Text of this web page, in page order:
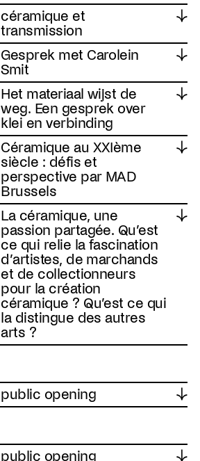
céramique et
transmission
↓
Gesprek met Carolein
Smit
↓
Het materiaal wijst de
weg. Een gesprek over
klei en verbinding
↓
Céramique au XXIème
siècle : défis et
perspective par MAD
Brussels
↓
La céramique, une
passion partagée. Qu’est
ce qui relie la fascination
d’artistes, de marchands
et de collectionneurs
pour la création
céramique ? Qu’est ce qui
la distingue des autres
arts ?
↓
public opening ↓
public opening ↓